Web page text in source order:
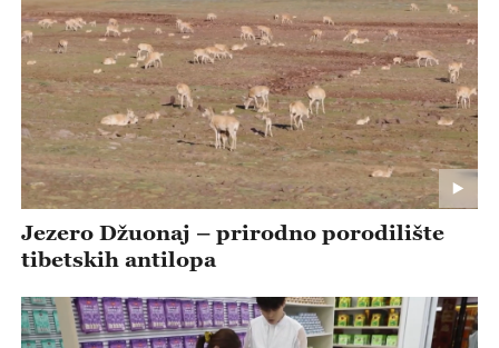
Jezero Džuonaj – prirodno porodilište
tibetskih antilopa